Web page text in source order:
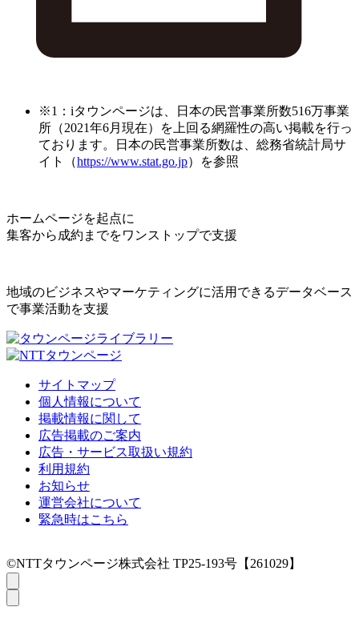
※1：iタウンページは、日本の民営事業所数516万事業
所（2021年6月現在）を上回る網羅性の高い掲載を行っ
ております。日本の民営事業所数は、総務省統計局サ
イト（https://www.stat.go.jp）を参照
ホームページを起点に
集客から成約までをワンストップで支援
地域のビジネスやマーケティングに活用できるデータベース
で事業活動を支援
サイトマップ
個人情報について
掲載情報に関して
広告掲載のご案内
広告・サービス取扱い規約
利用規約
お知らせ
運営会社について
緊急時はこちら
©NTTタウンページ株式会社 TP25-193号【261029】